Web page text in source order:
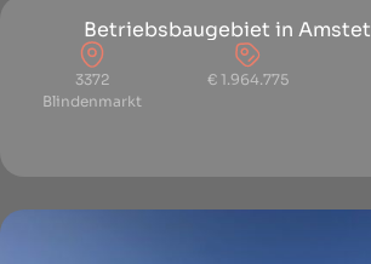
Betriebsbaugebiet in
3372
Blindenmarkt
€ 1.964.775